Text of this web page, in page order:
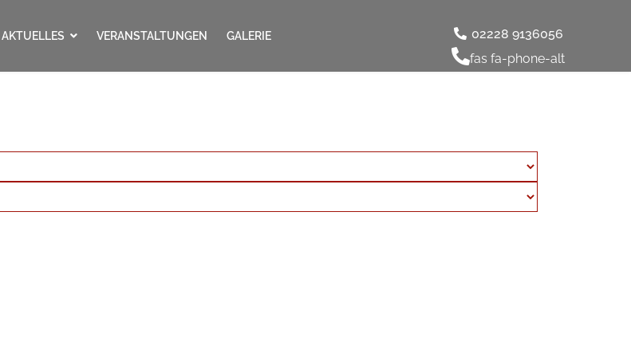
AKTUELLES VERANSTALTUNGEN GALERIE
02228 9136056
fas fa-phone-alt